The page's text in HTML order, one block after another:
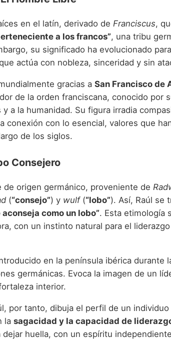
en el latín, derivado de Franciscus,
a los francos”, una tribu
su significado ha evolucionado
actúa con nobleza, sinceridad y sin
gracias a San Francisco de
de la orden franciscana, conocido por
a la humanidad. Su figura irradia
conexión con lo esencial, valores que
de los siglos.
Consejero
de origen germánico, proveniente de
(“consejo”) y wulf(“lobo”). Así, Raúl se
aconseja como un lobo”. Esta etimología
con un instinto natural para el
en la península ibérica durante
germánicas. Evoca la imagen de un
interior.
por tanto, dibuja el perfil de un individuo
la sagacidad y la capacidad de
huella, con un espíritu